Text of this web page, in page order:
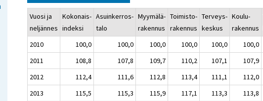
Vuosi ja
neljännes
Kokonais-
indeksi
Asuinkerros-
talo
Myymälä-
rakennus
Toimisto-
rakennus
Terveys-
keskus
Koulu-
rakennus
2010 100,0 100,0 100,0 100,0 100,0 100,0
2011
108,8 107,8 109,7 110,2 107,1 107,9
2012
112,4 111,6 112,8 113,4 111,1 112,0
2013
115,5 115,3 115,9 117,1 113,3 113,8